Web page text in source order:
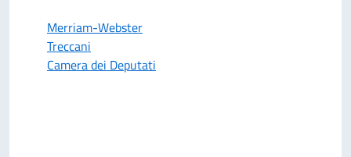
Merriam-Webster
Treccani
Camera dei Deputati